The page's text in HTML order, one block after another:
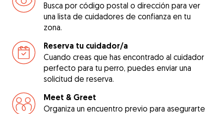
Busca por código postal o dirección para ver
una lista de cuidadores de confianza en tu
zona.
Reserva tu cuidador/a
Cuando creas que has encontrado al cuidador
perfecto para tu perro, puedes enviar una
solicitud de reserva.
Meet & Greet
Organiza un encuentro previo para asegurarte